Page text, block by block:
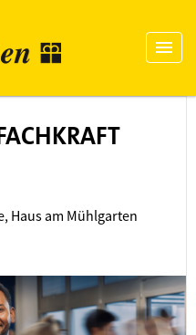
Haus am Mühlgarten